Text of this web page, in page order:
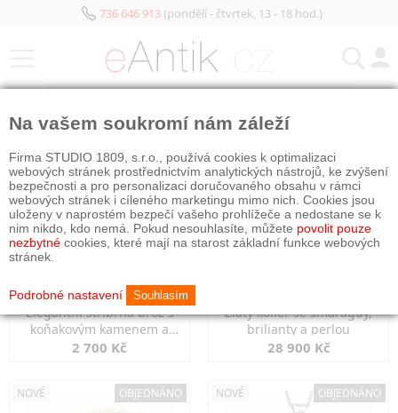
736 646 913(pondělí - čtvrtek, 13 - 18 hod.)
Elegantní stříbrná brož s
koňakovým kamenem a
markazity
2 700 Kč
Zlatý kolier se smaragdy,
brilianty a perlou
28 900 Kč
NOVÉ OBJEDNÁNO NOVÉ OBJEDNÁNO
Na vašem soukromí nám záleží
Firma STUDIO 1809, s.r.o., používá cookies k optimalizaci
webových stránek prostřednictvím analytických nástrojů, ke zvýšení
bezpečnosti a pro personalizaci doručovaného obsahu v rámci
webových stránek i cíleného marketingu mimo nich. Cookies jsou
uloženy v naprostém bezpečí vašeho prohlížeče a nedostane se k
nim nikdo, kdo nemá. Pokud nesouhlasíte, můžete povolit pouze
nezbytné cookies, které mají na starost základní funkce webových
stránek.
Podrobné nastavení Souhlasím